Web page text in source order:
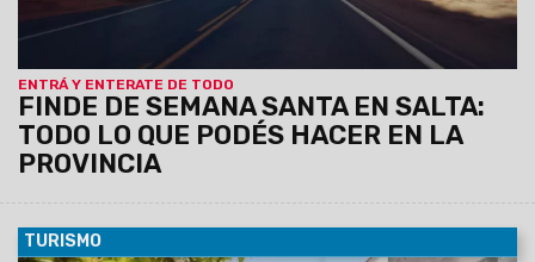
ENTRÁ Y ENTERATE DE TODO
FINDE DE SEMANA SANTA EN SALTA:
TODO LO QUE PODÉS HACER EN LA
PROVINCIA
TURISMO